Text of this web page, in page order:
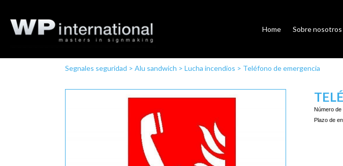
Home Sobre nosotros
Segnales seguridad > Alu sandwich > Lucha incendios > Teléfono de emergencia
Número de
Plazo de